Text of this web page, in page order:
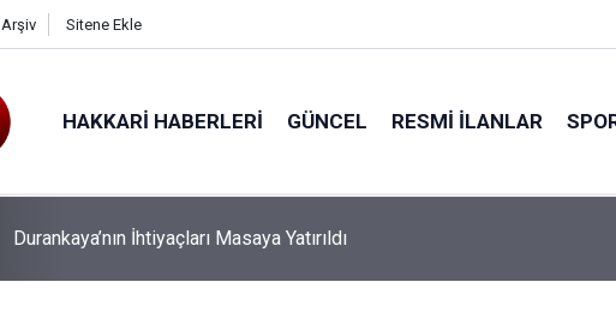
Arşiv Sitene Ekle
HAKKARI HABERLERI GÜNCEL RESMI İLANLAR
Durankaya’nın İhtiyaçları Masaya Yatırıldı